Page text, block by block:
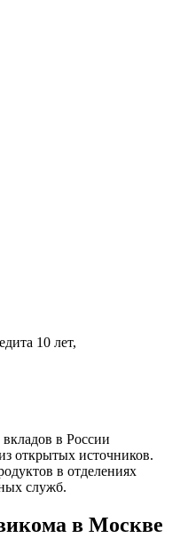
10 лет,
в России
открытых источников.
в отделениях
служб.
в Москве